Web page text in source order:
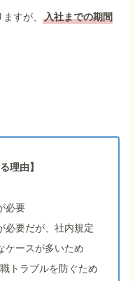
ますが、入社までの期間
理由】
必要
必要だが、社内規定
ケースが多いため
トラブルを防ぐため